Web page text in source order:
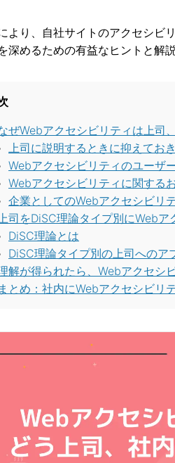
より、自社サイトのアクセシビ
深めるための有益なヒントと解
ぜWebアクセシビリティは上司
上司に説明するときに抑えてお
Webアクセシビリティのユーザ
Webアクセシビリティに関する
企業としてのWebアクセシビリ
上司をDiSC理論タイプ別にWeb
DiSC理論とは
DiSC理論タイプ別の上司へのア
解が得られたら、Webアクセシ
まとめ：社内にWebアクセシビリ